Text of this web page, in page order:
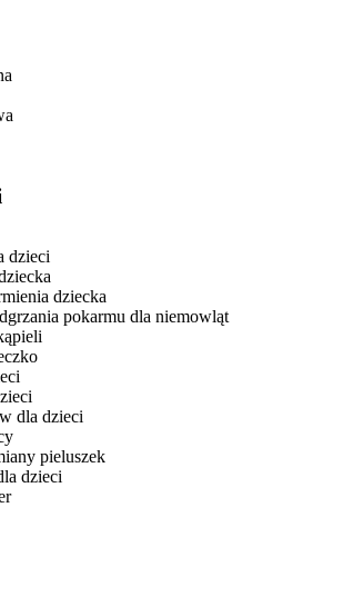
dzieci
dziecka
pokarmu dla niemowląt
dla dzieci
pieluszek
dzieci